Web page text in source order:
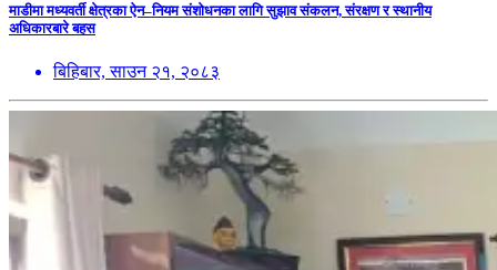
माडीमा मध्यवर्ती क्षेत्रका ऐन–नियम संशोधनका लागि सुझाव संकलन, संरक्षण र स्थानीय
अधिकारबारे बहस
बिहिबार, साउन २१, २०८३